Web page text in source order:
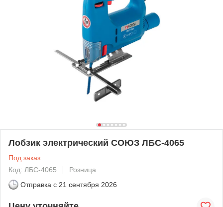
Лобзик электрический СОЮЗ ЛБС-4065
Под заказ
Код: ЛБС-4065
Розница
Отправка с 21 сентября 2026